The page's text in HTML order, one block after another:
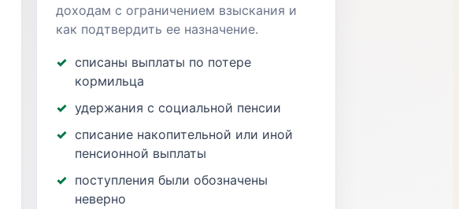
доходам с ограничением взыскания и
как подтвердить ее назначение.
списаны выплаты по потере
кормильца
удержания с социальной пенсии
списание накопительной или иной
пенсионной выплаты
поступления были обозначены
неверно